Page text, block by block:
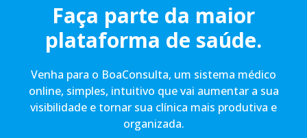
Faça parte da maior
plataforma de saúde.
Venha para o BoaConsulta, um sistema médico
online, simples, intuitivo que vai aumentar a sua
visibilidade e tornar sua clínica mais produtiva e
organizada.